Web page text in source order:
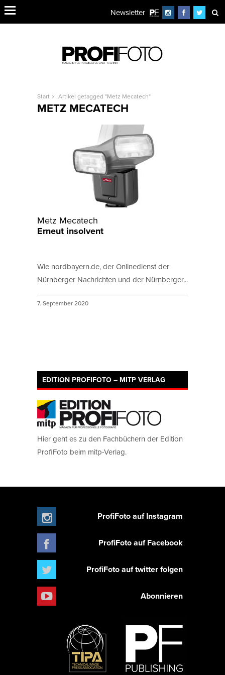
Newsletter
Start Artikel getagged "Metz Mecatech"
METZ MECATECH
Metz Mecatech
Erneut insolvent
Wie nordbayern.de, der Onlinedienst der
Nürnberger Nachrichten und der Nürnberger...
7. September 2020
EDITION PROFIFOTO – MITP VERLAG
Hier geht es zu den Fachbüchern der Edition
ProfiFoto beim mitp-Verlag.
ProfiFoto auf Instagram
ProfiFoto auf Facebook
ProfiFoto auf twitter folgen
Abonnieren